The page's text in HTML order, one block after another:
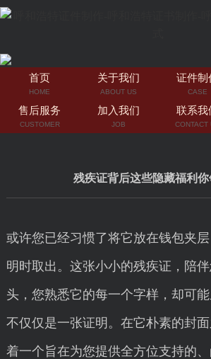
首页
HOME
关于我们
ABOUT US
证件制
CASE
售后服务
CUSTOMER
加入我们
JOB
联系我
CONTACT
残疾证背后这些隐藏福利
或许您已经习惯了将它放在钱包夹
明时取出。这张小小的残疾证，陪
头，您熟悉它的每一个字样，却可
不仅仅是一张证明。在它朴素的封
着一个旨在为您提供全方位支持的